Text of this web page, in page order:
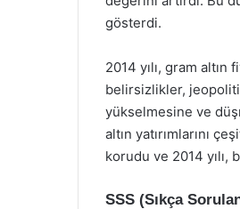
gösterdi.
2014 yılı, gram
belirsizlikler,
yükselmesine ve
altın yatırımlarını
korudu ve 2014 yılı,
SSS (Sıkça